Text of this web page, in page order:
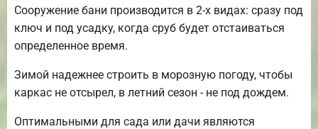
Сооружение бани производится в 2-х видах: сразу под
ключ и под усадку, когда сруб будет отстаиваться
определенное время.
Зимой надежнее строить в морозную погоду, чтобы
каркас не отсырел, в летний сезон - не под дождем.
Оптимальными для сада или дачи являются